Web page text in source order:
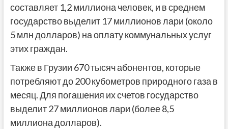
составляет 1,2 миллиона человек, и в среднем
государство выделит 17 миллионов лари (около
5 млн долларов) на оплату коммунальных услуг
этих граждан.
Также в Грузии 670 тысяч абонентов, которые
потребляют до 200 кубометров природного газа в
месяц. Для погашения их счетов государство
выделит 27 миллионов лари (более 8,5
миллиона долларов).